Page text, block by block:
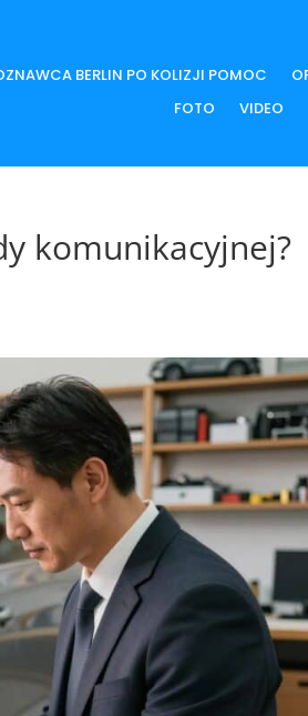
BERLIN PO KOLIZJI POMOC
FOTO
VIDEO
komunikacyjnej?